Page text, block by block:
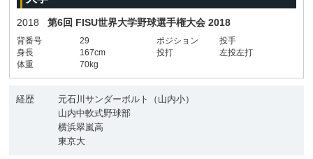
2018 第6回 FISU世界大学野球選手権大会 2018
背番号 29 ポジション
投手
身長
167cm 投打
左投左打
体重
70kg
経歴
元石川サンダーボルト（山内小）
山内中軟式野球部
横浜翠嵐高
東京大